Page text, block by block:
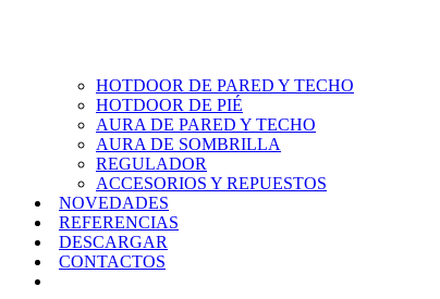
HOTDOOR DE PARED Y TECHO
HOTDOOR DE PIÉ
AURA DE PARED Y TECHO
AURA DE SOMBRILLA
REGULADOR
ACCESORIOS Y REPUESTOS
NOVEDADES
REFERENCIAS
DESCARGAR
CONTACTOS